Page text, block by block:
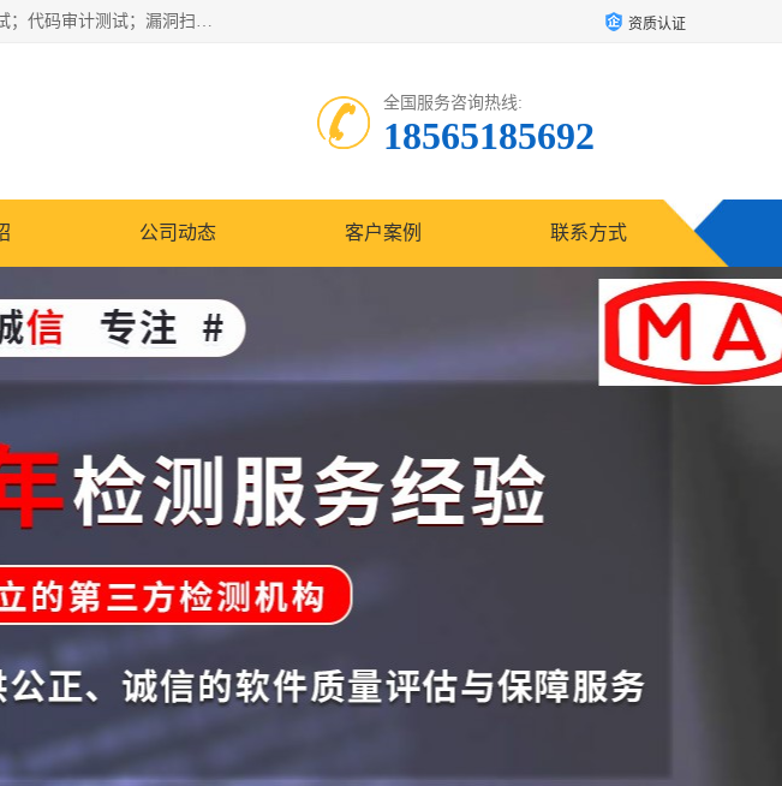
正检信服提供软件产品登记测试；科技项目验收测试；产品确认测试；功能测试；性能测试；安全测试；代码审计测试；漏洞扫描测试；渗透测试；风险评估测试；信息安全等级保护测评；双软认定；实验室建设质量体系建设；软件着作权、软件评测等服务。 资质认证
全国服务咨询热线:
18565185692
公司动态 客户案例 联系方式